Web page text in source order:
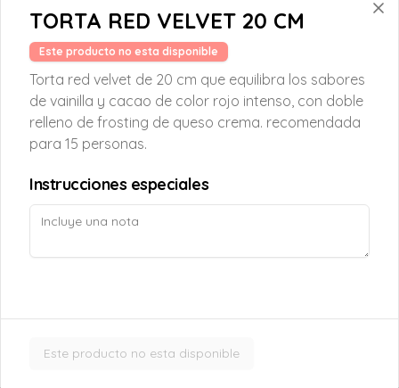
Crepe Nutella
Crepe artesanal rellena de nutella y
almendras fileteadas tostadas, decorada
con crema chantilly, que combina el
sabor intenso del chocolate con el toque
crujiente de las almendras en cada
bocado.
Croissant Choco Fruta
Croissant Nutella
TORTA RED VELVET 20 CM
Este producto no esta disponible
Torta red velvet de 20 cm que equilibra los sabores
de vainilla y cacao de color rojo intenso, con doble
relleno de frosting de queso crema. recomendada
para 15 personas.
Instrucciones especiales
Este producto no esta disponible